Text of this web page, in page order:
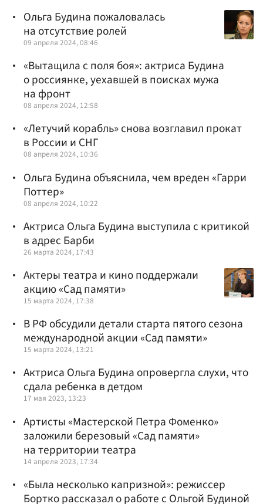
Ольга Будина пожаловалась
на отсутствие ролей
09 апреля 2024, 08:46
«Вытащила с поля боя»: актриса Будина
о россиянке, уехавшей в поисках мужа
на фронт
08 апреля 2024, 12:58
«Летучий корабль» снова возглавил прокат
в России и СНГ
08 апреля 2024, 10:36
Ольга Будина объяснила, чем вреден «Гарри
Поттер»
08 апреля 2024, 10:22
Актриса Ольга Будина выступила с критикой
в адрес Барби
26 марта 2024, 17:43
Актеры театра и кино поддержали
акцию «Сад памяти»
15 марта 2024, 17:38
В РФ обсудили детали старта пятого сезона
международной акции «Сад памяти»
15 марта 2024, 13:21
Актриса Ольга Будина опровергла слухи, что
сдала ребенка в детдом
17 мая 2023, 13:23
Артисты «Мастерской Петра Фоменко»
заложили березовый «Сад памяти»
на территории театра
14 апреля 2023, 17:34
«Была несколько капризной»: режиссер
Бортко рассказал о работе с Ольгой Будиной